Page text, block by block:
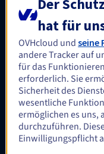
HA-NAS
Dieser kostengünstige
verwaltet und basiert
und/oder Linux/UNIX-
gemeinsames
Mehr erfahren
Optional
hat für
OVHcloud undseine
andere Tracker auf
für das
erforderlich. Sie
Sicherheit des
wesentliche
ermöglichen es uns,
durchzuführen.
Einwilligungspflicht